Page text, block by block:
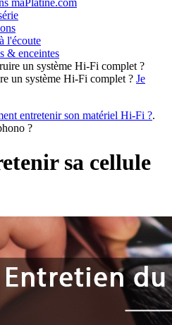
l'écoute
& enceintes
un système Hi-Fi complet ? Je
entretenir son matériel Hi-Fi ?.
?
sa cellule